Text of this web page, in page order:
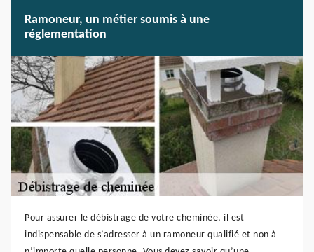
Ramoneur, un métier soumis à une
réglementation
Pour assurer le débistrage de votre cheminée, il est
indispensable de s’adresser à un ramoneur qualifié et non à